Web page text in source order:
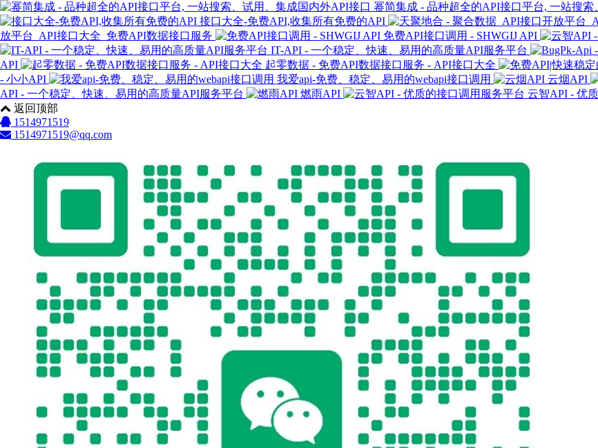
幂简集成 - 品种超全的API接口平台, 一站搜
接口大全-免费API,收集所有免费的API
放平台_API接口大全_免费API数据接口服务
免费API接口调用 - SHWGIJ API
IT-API - 一个稳定、快速、易用的高质量API服务平台
API
起零数据 - 免费API数据接口服务 - API接口大全
- 小小API
我爱api-免费、稳定、易用的webapi接口调用 云烟API
API - 一个稳定、快速、易用的高质量API服务平台
燃雨API 云智API - 优
返回顶部
1514971519
1514971519@qq.com